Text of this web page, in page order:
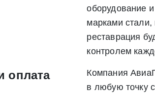
оборудование
марками
реставрация
контролем
оплата
Компания
в любую точку
поля для заполнения
20 mb)